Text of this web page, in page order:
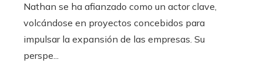
Nathan se ha afianzado como un actor clave,
volcándose en proyectos concebidos para
impulsar la expansión de las empresas. Su
perspe...